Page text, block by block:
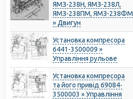
ЯМЗ-238Н, ЯМЗ-238Л,
ЯМЗ-238ПМ, ЯМЗ-238ФМ
» Двигун
Установка компресора
6441-3500009 »
Управління рульове
Установка компресора
та його привід 69084-
3500003 » Управління